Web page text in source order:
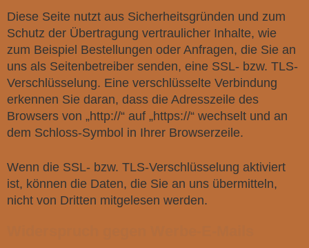
Diese Seite nutzt aus Sicherheitsgründen und zum
Schutz der Übertragung vertraulicher Inhalte, wie
zum Beispiel Bestellungen oder Anfragen, die Sie an
uns als Seitenbetreiber senden, eine SSL- bzw. TLS-
Verschlüsselung. Eine verschlüsselte Verbindung
erkennen Sie daran, dass die Adresszeile des
Browsers von „http://“ auf „https://“ wechselt und an
dem Schloss-Symbol in Ihrer Browserzeile.
Wenn die SSL- bzw. TLS-Verschlüsselung aktiviert
ist, können die Daten, die Sie an uns übermitteln,
nicht von Dritten mitgelesen werden.